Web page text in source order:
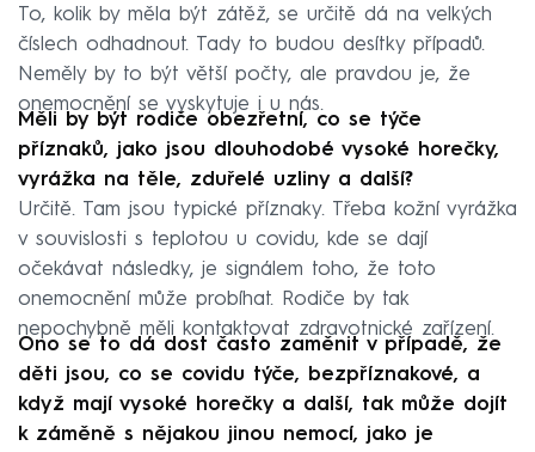
To, kolik by měla být zátěž, se určitě dá na velkých
číslech odhadnout. Tady to budou desítky případů.
Neměly by to být větší počty, ale pravdou je, že
onemocnění se vyskytuje i u nás.
Měli by být rodiče obezřetní, co se týče
příznaků, jako jsou dlouhodobé vysoké horečky,
vyrážka na těle, zduřelé uzliny a další?
Určitě. Tam jsou typické příznaky. Třeba kožní vyrážka
v souvislosti s teplotou u covidu, kde se dají
očekávat následky, je signálem toho, že toto
onemocnění může probíhat. Rodiče by tak
nepochybně měli kontaktovat zdravotnické zařízení.
Ono se to dá dost často zaměnit v případě, že
děti jsou, co se covidu týče, bezpříznakové, a
když mají vysoké horečky a další, tak může dojít
k záměně s nějakou jinou nemocí, jako je